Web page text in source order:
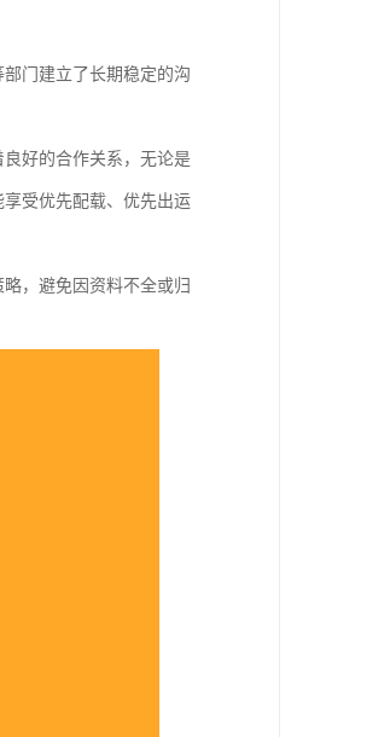
门建立了长期稳定的沟
好的合作关系，无论是
受优先配载、优先出运
，避免因资料不全或归